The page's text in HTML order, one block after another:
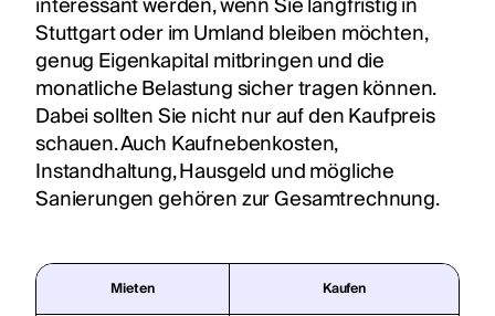
Stuttgart oder im Umland bleiben möchten,
genug Eigenkapital mitbringen und die
monatliche Belastung sicher tragen können.
Dabei sollten Sie nicht nur auf den Kaufpreis
schauen. Auch Kaufnebenkosten,
Instandhaltung, Hausgeld und mögliche
Sanierungen gehören zur Gesamtrechnung.
Mieten Kaufen